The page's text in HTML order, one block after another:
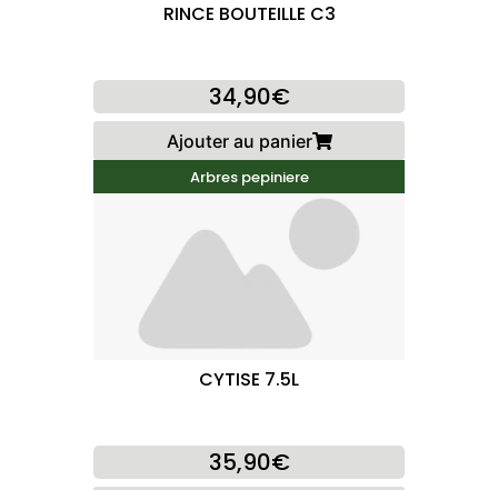
RINCE BOUTEILLE C3
34,90€
Ajouter au panier
Arbres pepiniere
CYTISE 7.5L
35,90€